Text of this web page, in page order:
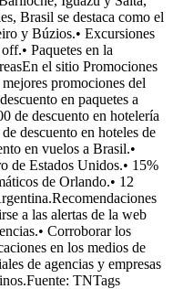
Brasil se destaca como el
y Búzios.• Excursiones
Paquetes en la
el sitio Promociones
promociones del
en paquetes a
de descuento en hotelería
descuento en hoteles de
en vuelos a Brasil.•
de Estados Unidos.• 15%
de Orlando.• 12
a las alertas de la web
Corroborar los
en los medios de
de agencias y empresas
TNTags